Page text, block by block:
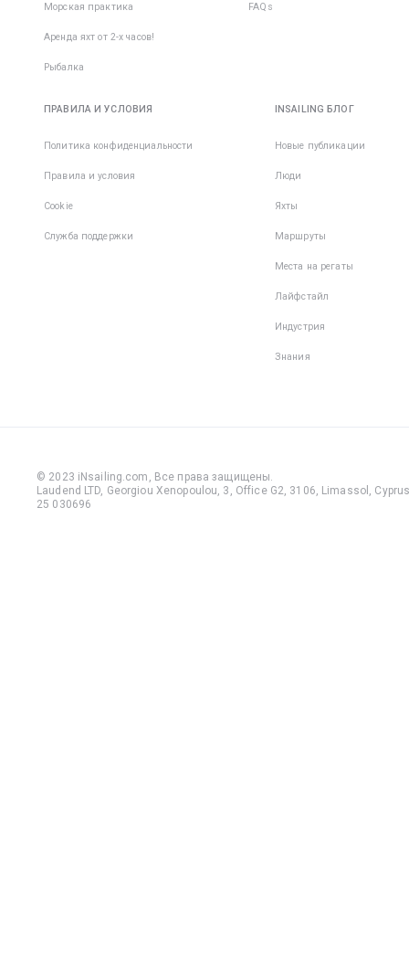
Морская практика
Аренда яхт от 2-х часов!
Рыбалка
FAQs
ПРАВИЛА И УСЛОВИЯ
Политика конфиденциальности
Правила и условия
Cookie
Служба поддержки
INSAILING БЛОГ
Новые публикации
Люди
Яхты
Маршруты
Места на регаты
Лайфстайл
Индустрия
Знания
© 2023 iNsailing.com, Все права защищены.
Laudend LTD, Georgiou Xenopoulou, 3, Office G2, 3106, Limassol,
25 030696